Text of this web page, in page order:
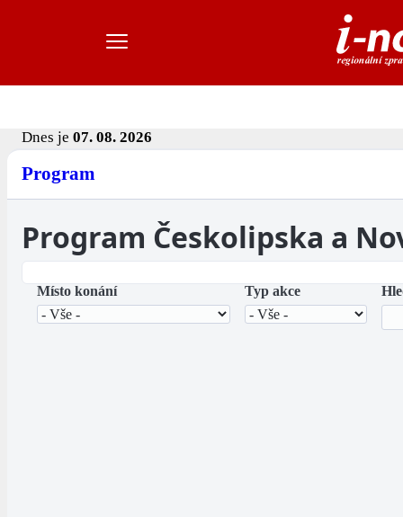
Dnes je 07. 08. 2026
Program
Program Českolipska a
Místo konání Typ akce